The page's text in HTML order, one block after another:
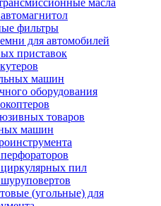
масла
фильтры
для автомобилей
приставок
машин
оборудования
товаров
машин
циркулярных пил
(угольные) для